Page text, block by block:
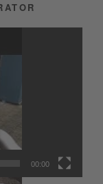
00:00